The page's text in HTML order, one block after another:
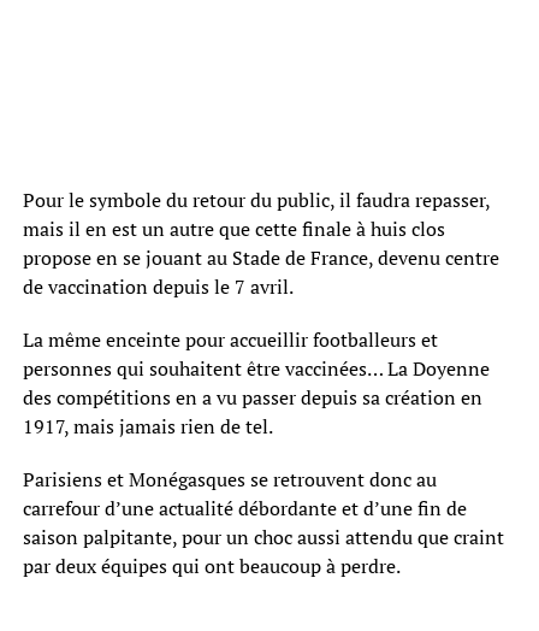
Pour le symbole du retour du public, il faudra repasser,
mais il en est un autre que cette finale à huis clos
propose en se jouant au Stade de France, devenu centre
de vaccination depuis le 7 avril.
La même enceinte pour accueillir footballeurs et
personnes qui souhaitent être vaccinées… La Doyenne
des compétitions en a vu passer depuis sa création en
1917, mais jamais rien de tel.
Parisiens et Monégasques se retrouvent donc au
carrefour d’une actualité débordante et d’une fin de
saison palpitante, pour un choc aussi attendu que craint
par deux équipes qui ont beaucoup à perdre.